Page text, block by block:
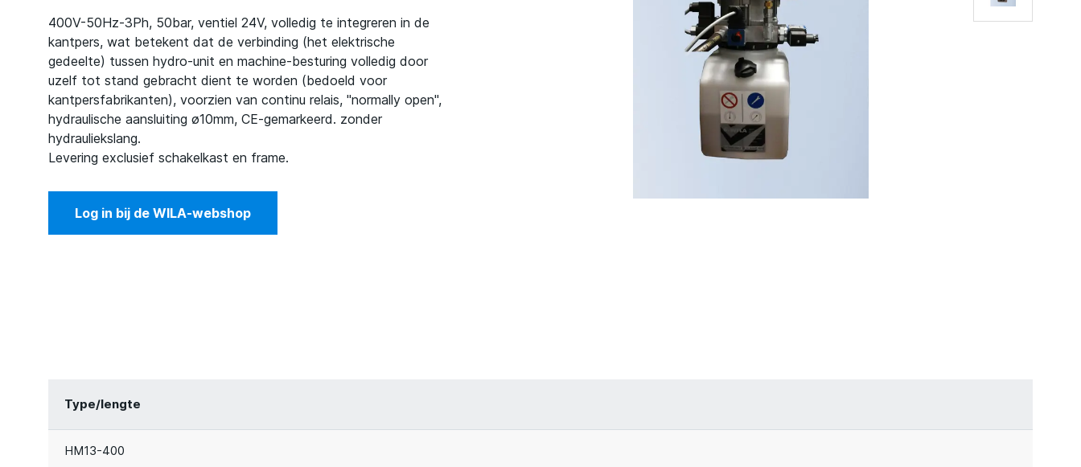
400V-50Hz-3Ph, 50bar, ventiel 24V, volledig te integreren in de
kantpers, wat betekent dat de verbinding (het elektrische
gedeelte) tussen hydro-unit en machine-besturing volledig door
uzelf tot stand gebracht dient te worden (bedoeld voor
kantpersfabrikanten), voorzien van continu relais, "normally open",
hydraulische aansluiting ø10mm, CE-gemarkeerd. zonder
hydrauliekslang.
Levering exclusief schakelkast en frame.
Log in bij de WILA-webshop
Type/lengte
HM13-400